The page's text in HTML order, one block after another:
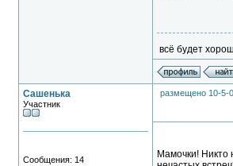
всё будет
Сашенька
Участник
Сообщения: 14
размещено 10-5-
Мамочки! Никто